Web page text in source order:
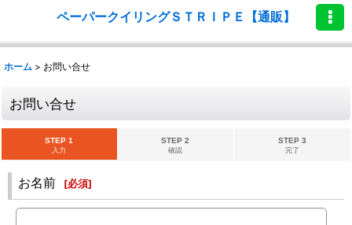
ペーパークイリングＳＴＲＩＰＥ【通販】
ホーム > お問い合せ
お問い合せ
STEP 1
入力
STEP 2
確認
STEP 3
完了
お名前 [必須]